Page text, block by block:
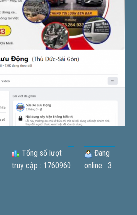
Tổng số lượt
truy cập : 1760960
Đang
online : 3